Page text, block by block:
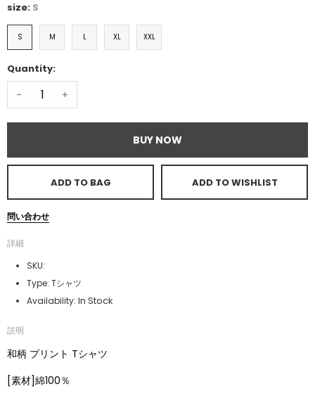
size: S
S M L XL XXL
Quantity:
- +
BUY NOW
ADD TO BAG ADD TO WISHLIST
問い合わせ
詳細
SKU:
Type: Tシャツ
Availability: In Stock
説明
和柄 プリント Tシャツ
[素材]綿100％